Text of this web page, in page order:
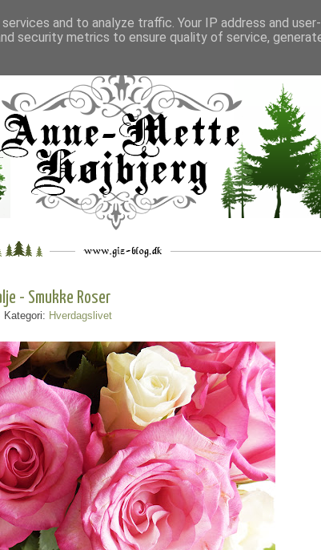
___ _. __ __ _ ___
- Smukke Roser
Kategori: Hverdagslivet
and to analyze traffic. Your IP address and
security metrics to ensure quality of service,